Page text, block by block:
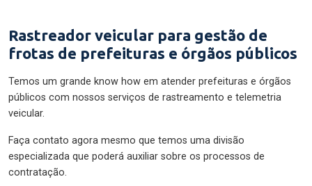
Rastreador veicular para gestão de
frotas de prefeituras e órgãos públicos
Temos um grande know how em atender prefeituras e órgãos
públicos com nossos serviços de rastreamento e telemetria
veicular.
Faça contato agora mesmo que temos uma divisão
especializada que poderá auxiliar sobre os processos de
contratação.